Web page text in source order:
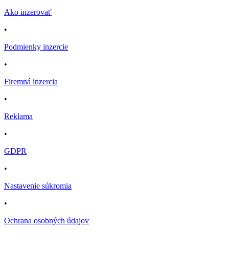
Ako inzerovať
•
Podmienky inzercie
•
Firemná inzercia
•
Reklama
•
GDPR
•
Nastavenie súkromia
•
Ochrana osobných údajov